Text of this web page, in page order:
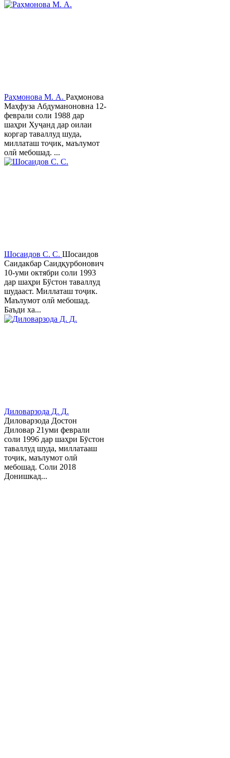
Раҳмонова М. А. Раҳмонова
Маҳфуза Абдуманоновна 12-
феврали соли 1988 дар
шаҳри Хуҷанд дар оилаи
коргар таваллуд шуда,
миллаташ тоҷик, маълумот
олӣ мебошад. ...
Шосаидов С. С. Шосаидов
Саидакбар Саидқурбонович
10-уми октябри соли 1993
дар шаҳри Бўстон таваллуд
шудааст. Миллаташ тоҷик.
Маълумот олӣ мебошад.
Баъди ха...
Диловарзода Д. Д.
Диловарзода Достон
Диловар 21уми феврали
соли 1996 дар шаҳри Бӯстон
таваллуд шуда, миллатааш
тоҷик, маълумот олӣ
мебошад. Соли 2018
Донишкад...